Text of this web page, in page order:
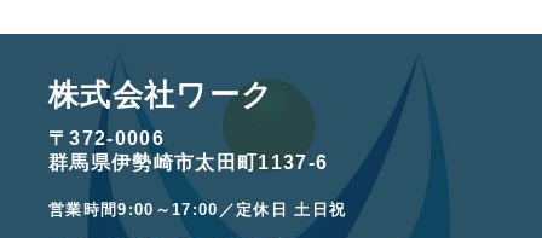
株式会社ワーク
〒372-0006
群馬県伊勢崎市太田町1137-6
営業時間9:00～17:00／定休日 土日祝